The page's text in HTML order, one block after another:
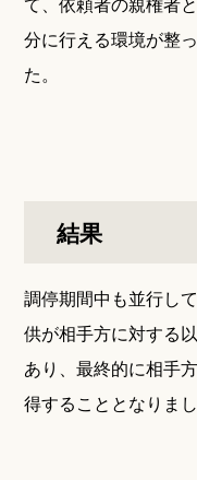
分に行える環境が整
た。
結果
調停期間中も並行し
供が相手方に対する
あり、最終的に相手
得することとなりまし